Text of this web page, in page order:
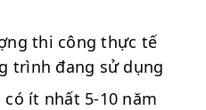
thi công thực tế
trình đang sử dụng
ít nhất 5-10 năm